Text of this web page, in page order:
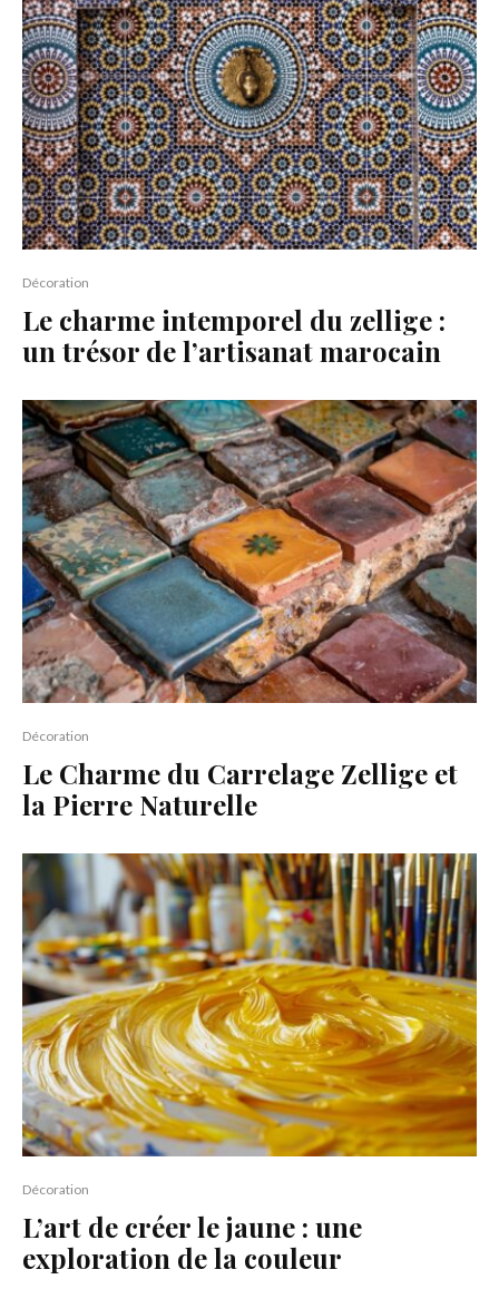
Décoration
Le charme intemporel du zellige :
un trésor de l’artisanat marocain
Décoration
Le Charme du Carrelage Zellige et
la Pierre Naturelle
Décoration
L’art de créer le jaune : une
exploration de la couleur